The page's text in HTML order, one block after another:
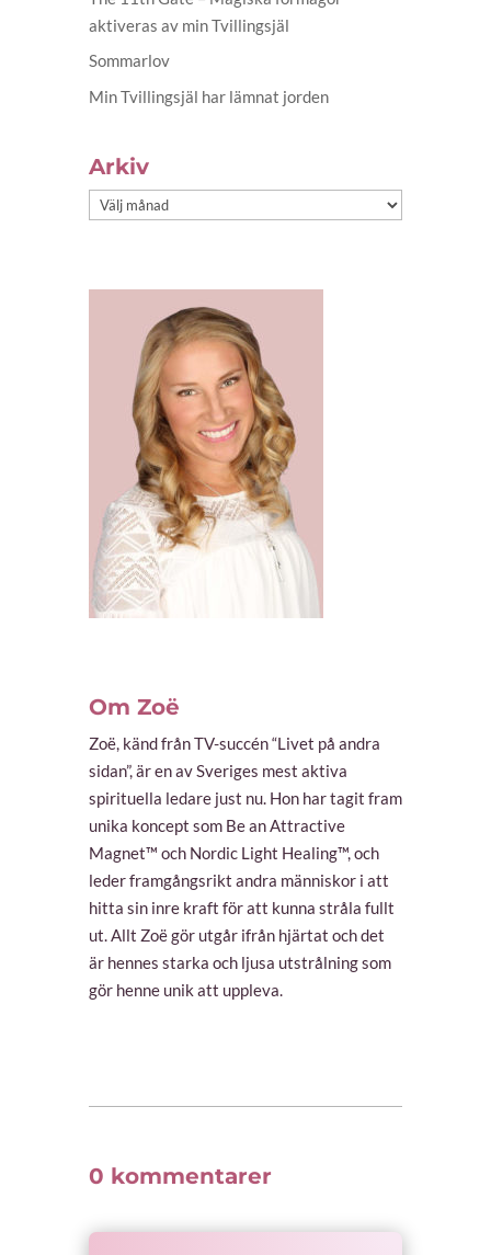
aktiveras av min Tvillingsjäl
Sommarlov
Min Tvillingsjäl har lämnat jorden
Arkiv
Arkiv
Om Zoë
Zoë, känd från TV-succén “Livet på andra
sidan”, är en av Sveriges mest aktiva
spirituella ledare just nu. Hon har tagit fram
unika koncept som Be an Attractive
Magnet™ och Nordic Light Healing™, och
leder framgångsrikt andra människor i att
hitta sin inre kraft för att kunna stråla fullt
ut. Allt Zoë gör utgår ifrån hjärtat och det
är hennes starka och ljusa utstrålning som
gör henne unik att uppleva.
0 kommentarer